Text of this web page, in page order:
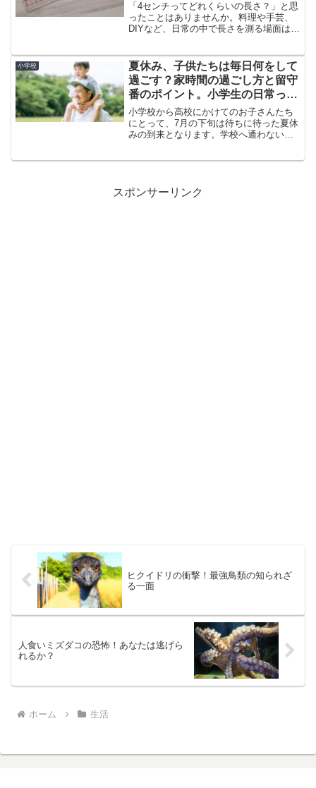
「4センチってどれくらいの長さ？」と思
ったことはありませんか。料理や手芸、
DIYなど、日常の中で長さを測る場面は意
ませんよね。この記事では、そんなとき
に役立つ“4センチ...
小学校
夏休み、子供たちは毎日何をして
過ごす？家時間の過ごし方と留守
番のポイント。小学生の日常っ
て？
小学校から高校にかけてのお子さんたち
にとって、7月の下旬は待ちに待った夏休
みの到来となります。学校へ通わない
スポンサーリンク
ヒクイドリの衝撃！最強鳥類の知られざ
る一面
人食いミズダコの恐怖！あなたは逃げら
れるか？
ホーム 生活